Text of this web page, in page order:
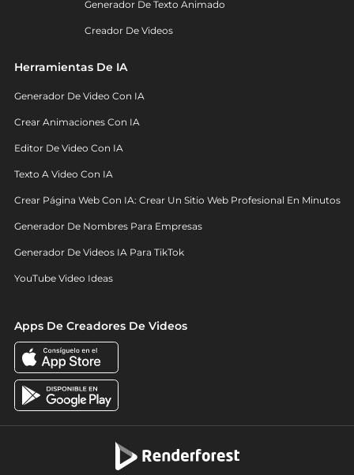
Generador De Texto Animado
Creador De Videos
Herramientas De IA
Generador De Video Con IA
Crear Animaciones Con IA
Editor De Video Con IA
Texto A Video Con IA
Crear Página Web Con IA: Crear Un Sitio Web Profesional En Minutos
Generador De Nombres Para Empresas
Generador De Videos IA Para TikTok
YouTube Video Ideas
Apps De Creadores De Videos